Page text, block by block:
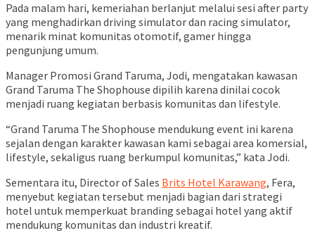
Pada malam hari, kemeriahan berlanjut melalui sesi after party
yang menghadirkan driving simulator dan racing simulator,
menarik minat komunitas otomotif, gamer hingga
pengunjung umum.
Manager Promosi Grand Taruma, Jodi, mengatakan kawasan
Grand Taruma The Shophouse dipilih karena dinilai cocok
menjadi ruang kegiatan berbasis komunitas dan lifestyle.
“Grand Taruma The Shophouse mendukung event ini karena
sejalan dengan karakter kawasan kami sebagai area komersial,
lifestyle, sekaligus ruang berkumpul komunitas,” kata Jodi.
Sementara itu, Director of Sales Brits Hotel Karawang, Fera,
menyebut kegiatan tersebut menjadi bagian dari strategi
hotel untuk memperkuat branding sebagai hotel yang aktif
mendukung komunitas dan industri kreatif.